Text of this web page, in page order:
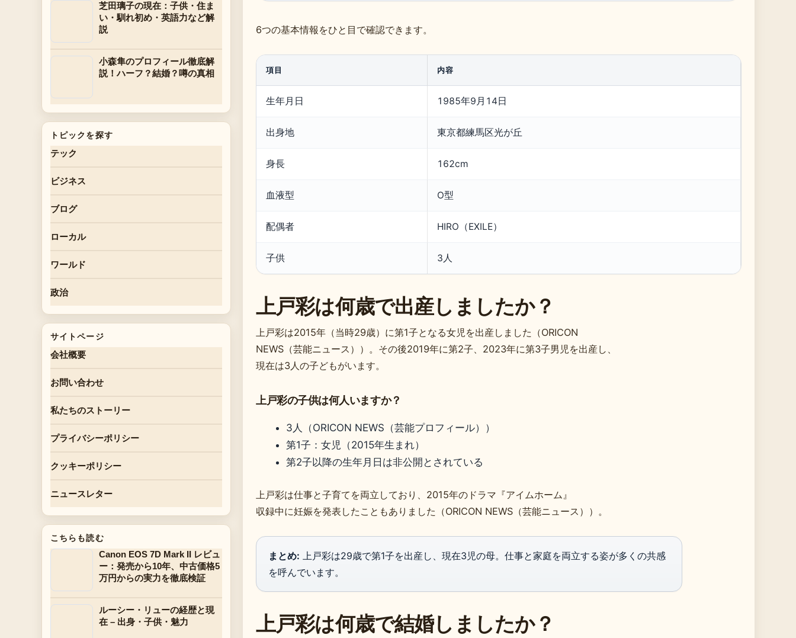
6つの基本情報をひと目で確認できます。
項目 内容
生年月日 1985年9月14日
出身地 東京都練馬区光が丘
身長 162cm
血液型 O型
配偶者 HIRO（EXILE）
子供 3人
上戸彩は何歳で出産しましたか？
上戸彩は2015年（当時29歳）に第1子となる女児を出産しました（ORICON
NEWS（芸能ニュース））。その後2019年に第2子、2023年に第3子男児を出産し、
現在は3人の子どもがいます。
上戸彩の子供は何人いますか？
3人（ORICON NEWS（芸能プロフィール））
第1子：女児（2015年生まれ）
第2子以降の生年月日は非公開とされている
上戸彩は仕事と子育てを両立しており、2015年のドラマ『アイムホーム』
収録中に妊娠を発表したこともありました（ORICON NEWS（芸能ニュース））。
まとめ: 上戸彩は29歳で第1子を出産し、現在3児の母。仕事と家庭を両立する姿が多くの共感
を呼んでいます。
上戸彩は何歳で結婚しましたか？
芝田璃子の現在：子供・住ま
い・馴れ初め・英語力など解
説
小森隼のプロフィール徹底解
説！ハーフ？結婚？噂の真相
トピックを探す
テック
ビジネス
ブログ
ローカル
ワールド
政治
サイトページ
会社概要
お問い合わせ
私たちのストーリー
プライバシーポリシー
クッキーポリシー
ニュースレター
こちらも読む
Canon EOS 7D Mark II レビュ
ー：発売から10年、中古価格5
万円からの実力を徹底検証
ルーシー・リューの経歴と現
在 – 出身・子供・魅力